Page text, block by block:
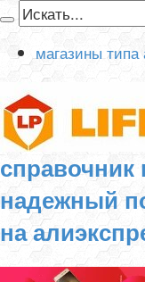
магазины типа
справочник
надежный
на